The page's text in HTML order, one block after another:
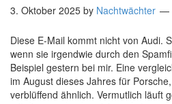
3. Oktober 2025 by Nachtwächter
Diese E-Mail kommt nicht von Audi.
wenn sie irgendwie durch den
Beispiel gestern bei mir. Eine
im August dieses Jahres für
verblüffend ähnlich. Vermutlich läuft